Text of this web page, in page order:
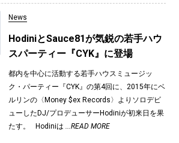
News
HodiniとSauce81が気鋭の若手ハウ
スパーティー『CYK』に登場
都内を中心に活動する若手ハウスミュージッ
ク・パーティー『CYK』の第4回に、2015年にベ
ルリンの〈Money $ex Records〉よりソロデビ
ューしたDJ/プロデューサーHodiniが初来日を果
たす。 Hodiniは ...READ MORE